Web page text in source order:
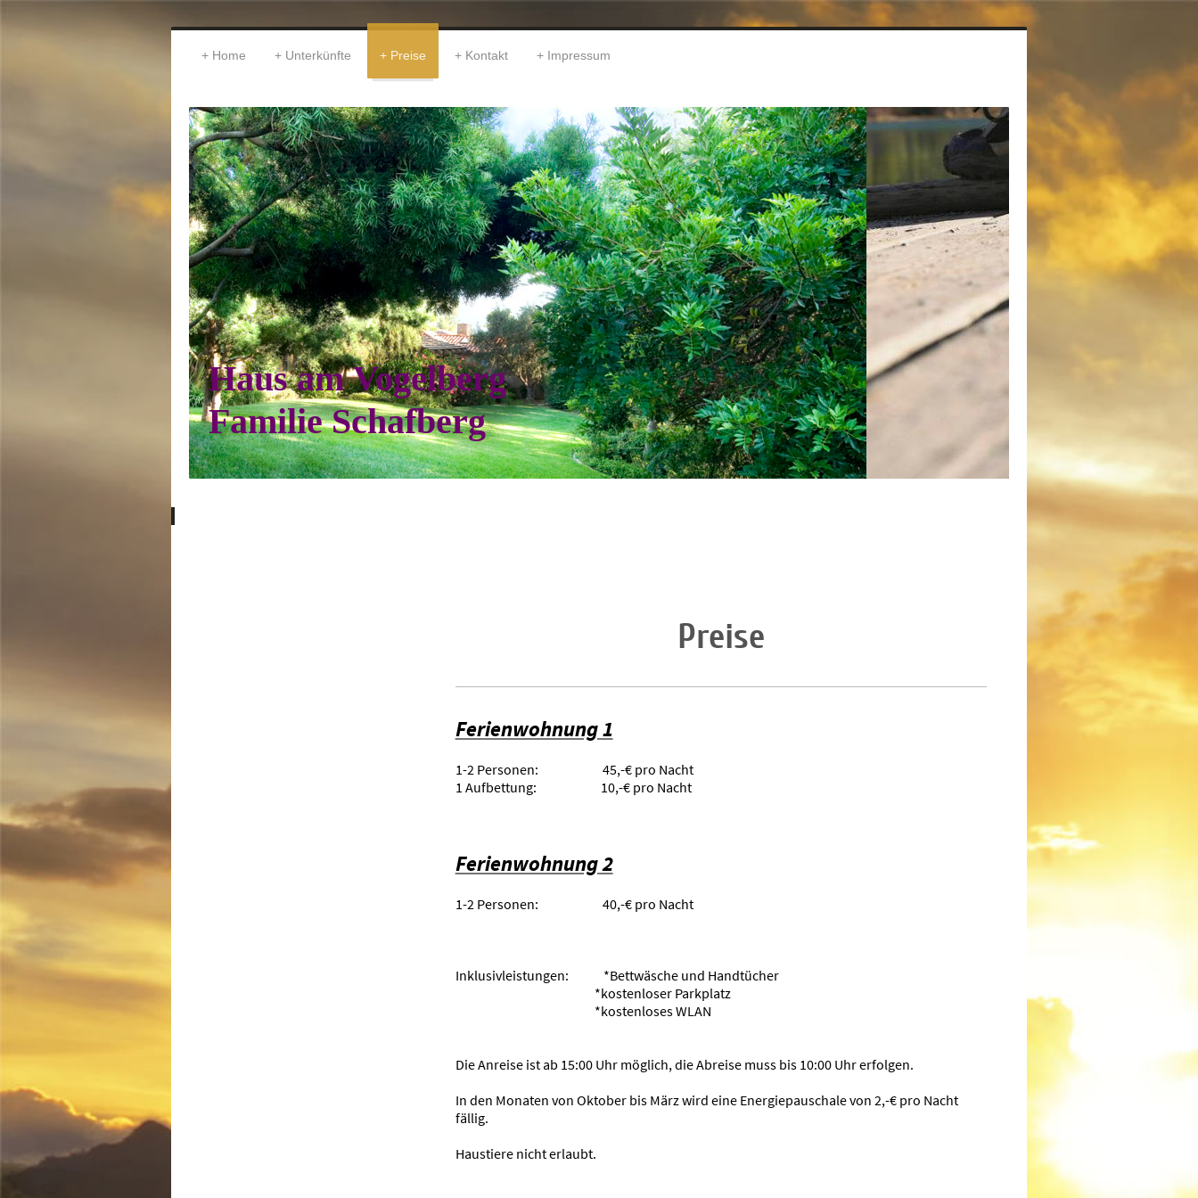
Home Unterkünfte Preise Kontakt Impressum
Haus am Vogelberg
Familie Schafberg
Preise
Ferienwohnung 1
1-2 Personen: 45,-€ pro Nacht
1 Aufbettung: 10,-€ pro Nacht
Ferienwohnung 2
1-2 Personen: 40,-€ pro Nacht
Inklusivleistungen: *Bettwäsche und Handtücher
*kostenloser Parkplatz
*kostenloses WLAN
Die Anreise ist ab 15:00 Uhr möglich, die Abreise muss bis 10:00 Uhr erfolgen.
In den Monaten von Oktober bis März wird eine Energiepauschale von 2,-€ pro Nacht
fällig.
Haustiere nicht erlaubt.